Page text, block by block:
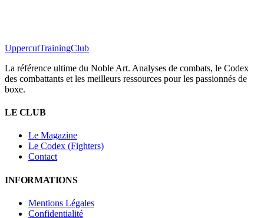
UppercutTrainingClub
La référence ultime du Noble Art. Analyses de combats, le Codex
des combattants et les meilleurs ressources pour les passionnés de
boxe.
LE CLUB
Le Magazine
Le Codex (Fighters)
Contact
INFORMATIONS
Mentions Légales
Confidentialité